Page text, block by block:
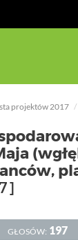
projektów 2017
GŁOSÓW: 197